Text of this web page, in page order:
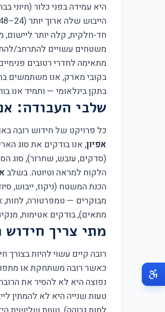
הייבוש שלה ארוך יותר (24–48 שעות), אך התוצאה היא חוזק וחיים ממושכים.
חד-חלקית, קלה יותר ליישום,
משטחים עשויים להתרחב/
מתאימה לחדרי רטובים
בתקן בינלאומי — ותמיד
שלבי העבודה:
כל פרויקט של חידוש רובה
אפיון, אנו בודקים את סוג
(סדקים, עובש, שחרור), סוג
הלקוח למראה וטיוטה. בשלב
הכנת המשטח (ניקוז, ייבוש,
מבוקרים — טמפרטורה, לחות,
מתאים), בודקים אטימות,
מתי צריך חידוש
רובה קיים עשוי להיות
כאשר רובה משתחקת או
נפוצה היא לא להסיר את
טעות שנייה היא לא להמתין